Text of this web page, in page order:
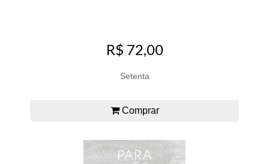
R$ 72,00
Setenta
Comprar